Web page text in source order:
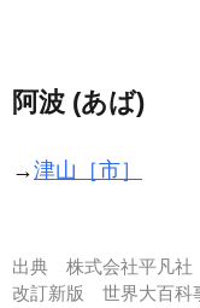
阿波 (あば)
→津山［市］
出典 株式会社平凡社
改訂新版 世界大百